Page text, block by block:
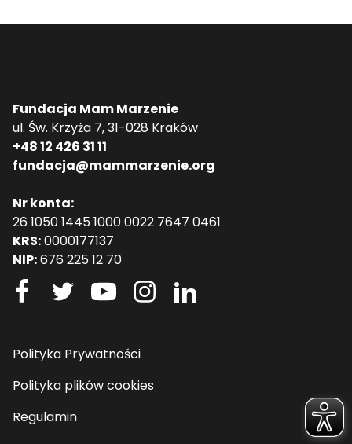
Fundacja Mam Marzenie
ul. Św. Krzyża 7, 31-028 Kraków
+48 12 426 31 11
fundacja@mammarzenie.org
Nr konta:
26 1050 1445 1000 0022 7647 0461
KRS:0000177137
NIP:676 225 12 70
Polityka Prywatności
Polityka plików cookies
Regulamin